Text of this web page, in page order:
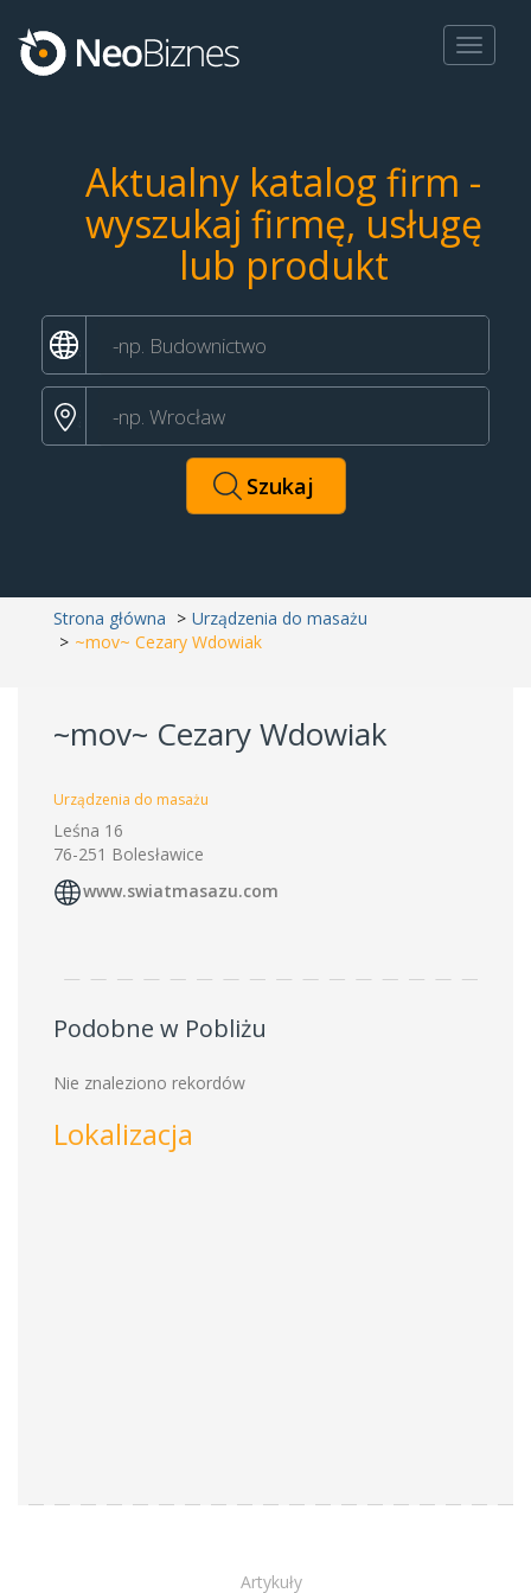
Toggle
Aktualny katalog firm -
wyszukaj firmę, usługę
lub produkt
Strona główna
Urządzenia do masażu
~mov~ Cezary Wdowiak
~mov~ Cezary Wdowiak
Urządzenia do masażu
Leśna 16
76-251 Bolesławice
www.swiatmasazu.com
Podobne w Pobliżu
Nie znaleziono rekordów
Lokalizacja
Artykuły